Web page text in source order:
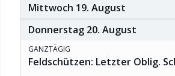
Mittwoch 19. August
Donnerstag 20. August
GANZTÄGIG
Feldschützen: Letzter Oblig.